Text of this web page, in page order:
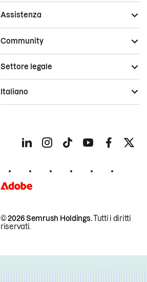
Assistenza
Community
© 2026 Semrush Holdings.Tutti i diritti
riservati.
Settore legale
Italiano